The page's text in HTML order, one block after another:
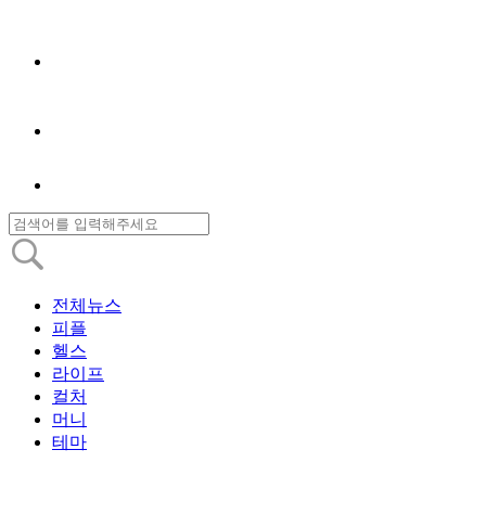
전체뉴스
피플
헬스
라이프
컬처
머니
테마